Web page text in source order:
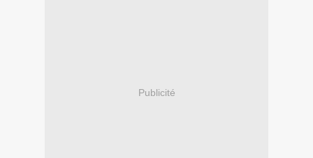
Publicité